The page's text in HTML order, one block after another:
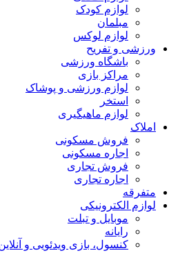
لوازم کودک
مبلمان
لوازم لوکس
ورزشی و تفریح
باشگاه ورزشی
مراکز بازی
لوازم ورزشی و پوشاک
استخر
لوازم ماهیگیری
املاک
فروش مسکونی
اجاره مسکونی
فروش تجاری
اجاره تجاری
متفرقه
لوازم الکترونیکی
موبایل و تبلت
رایانه
کنسول، بازی‌ ویدئویی و آنلاین